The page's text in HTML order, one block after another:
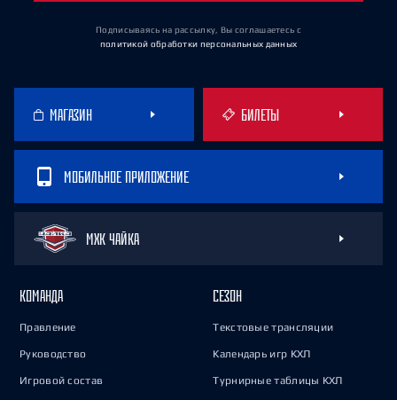
Подписываясь на рассылку, Вы соглашаетесь с
политикой обработки персональных данных
МАГАЗИН БИЛЕТЫ
МОБИЛЬНОЕ ПРИЛОЖЕНИЕ
МХК ЧАЙКА
КОМАНДА
Правление
Руководство
Игровой состав
СЕЗОН
Текстовые трансляции
Календарь игр КХЛ
Турнирные таблицы КХЛ